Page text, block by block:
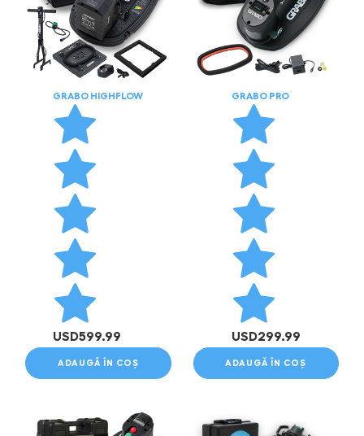
GRABO HIGHFLOW
USD599.99
ADAUGĂ ÎN COȘ
GRABO PRO
USD299.99
ADAUGĂ ÎN COȘ